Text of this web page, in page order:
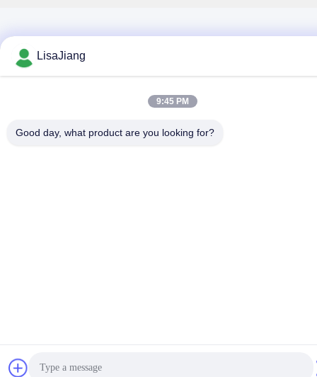
LisaJiang
9:45 PM
Good day, what product are you looking for?